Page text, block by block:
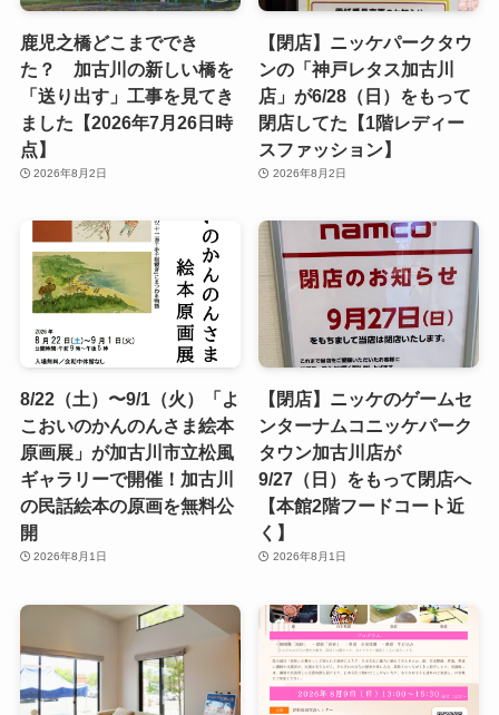
鹿児之橋どこまででき
た？ 加古川の新しい橋を
「送り出す」工事を見てき
ました【2026年7月26日時
点】
2026年8月2日
【閉店】ニッケパークタウ
ンの「神戸レタス加古川
店」が6/28（日）をもって
閉店してた【1階レディー
スファッション】
2026年8月2日
8/22（土）〜9/1（火）「よ
こおいのかんのんさま絵本
原画展」が加古川市立松風
ギャラリーで開催！加古川
の民話絵本の原画を無料公
開
2026年8月1日
【閉店】ニッケのゲームセ
ンターナムコニッケパーク
タウン加古川店が
9/27（日）をもって閉店へ
【本館2階フードコート近
く】
2026年8月1日